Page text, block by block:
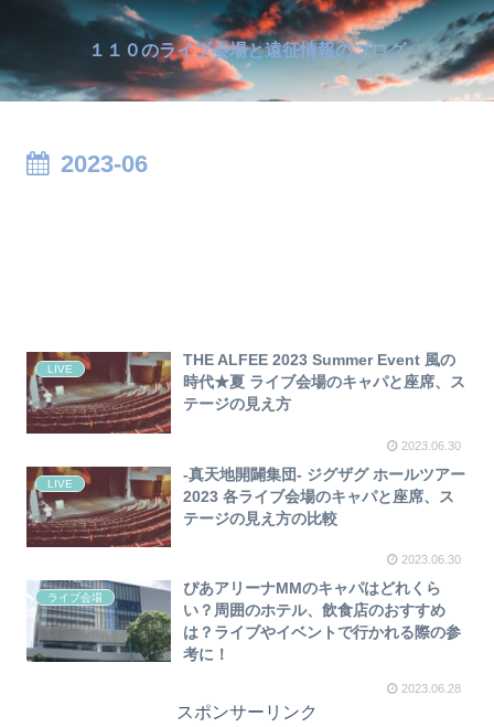
１１０のライブ会場と遠征情報のブログ
2023-06
LIVE
THE ALFEE 2023 Summer Event 風の
時代★夏 ライブ会場のキャパと座席、ス
テージの見え方
2023.06.30
LIVE
-真天地開闢集団- ジグザグ ホールツアー
2023 各ライブ会場のキャパと座席、ス
テージの見え方の比較
2023.06.30
ライブ会場
ぴあアリーナMMのキャパはどれくら
い？周囲のホテル、飲食店のおすすめ
は？ライブやイベントで行かれる際の参
考に！
2023.06.28
スポンサーリンク